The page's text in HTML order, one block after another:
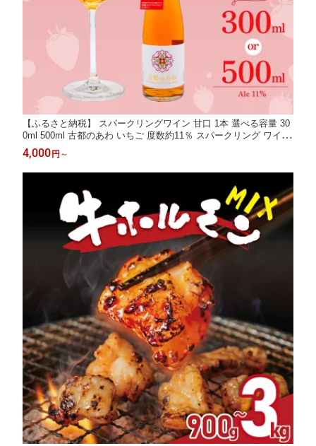
【ふるさと納税】 スパークリングワイン 甘口 1本 選べる容量 30
0ml 500ml 古都のあわ いちご 度数約11％ スパークリング ワイン
古都華 ことか 100％使用 お酒 酒 ワイン 人気 おすすめ デザート
ワイン パーティ 贈答 プレゼント ギフト 贈り物 送料無料 泉屋 奈
良県 奈良市
4,000円 ～